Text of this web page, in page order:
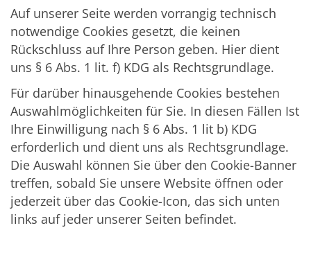
Auf unserer Seite werden vorrangig technisch
notwendige Cookies gesetzt, die keinen
Rückschluss auf Ihre Person geben. Hier dient
uns § 6 Abs. 1 lit. f) KDG als Rechtsgrundlage.
Für darüber hinausgehende Cookies bestehen
Auswahlmöglichkeiten für Sie. In diesen Fällen Ist
Ihre Einwilligung nach § 6 Abs. 1 lit b) KDG
erforderlich und dient uns als Rechtsgrundlage.
Die Auswahl können Sie über den Cookie-Banner
treffen, sobald Sie unsere Website öffnen oder
jederzeit über das Cookie-Icon, das sich unten
links auf jeder unserer Seiten befindet.